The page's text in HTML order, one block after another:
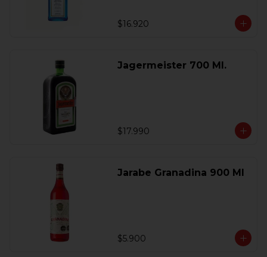
$16.920
Jagermeister 700 Ml.
$17.990
Jarabe Granadina 900 Ml
$5.900